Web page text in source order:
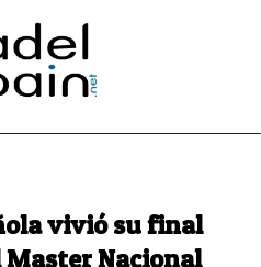
vivió su final
Master Nacional